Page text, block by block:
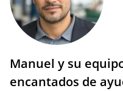
Manuel y su
encantados de